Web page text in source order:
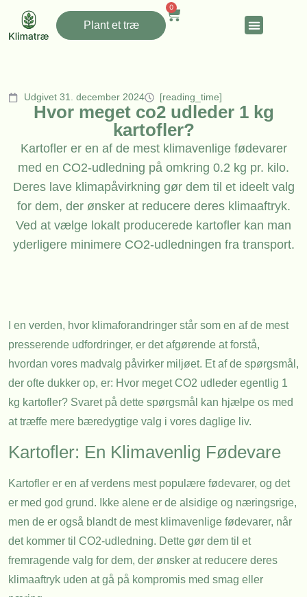
Plant et træ
0
Udgivet 31. december 2024 [reading_time]
Hvor meget co2 udleder 1 kg
kartofler?
Kartofler er en af de mest klimavenlige fødevarer
med en CO2-udledning på omkring 0.2 kg pr. kilo.
Deres lave klimapåvirkning gør dem til et ideelt valg
for dem, der ønsker at reducere deres klimaaftryk.
Ved at vælge lokalt producerede kartofler kan man
yderligere minimere CO2-udledningen fra transport.
I en verden, hvor klimaforandringer står som en af de mest
presserende udfordringer, er det afgørende at forstå,
hvordan vores madvalg påvirker miljøet. Et af de spørgsmål,
der ofte dukker op, er: Hvor meget CO2 udleder egentlig 1
kg kartofler? Svaret på dette spørgsmål kan hjælpe os med
at træffe mere bæredygtige valg i vores daglige liv.
Kartofler: En Klimavenlig Fødevare
Kartofler er en af verdens mest populære fødevarer, og det
er med god grund. Ikke alene er de alsidige og næringsrige,
men de er også blandt de mest klimavenlige fødevarer, når
det kommer til CO2-udledning. Dette gør dem til et
fremragende valg for dem, der ønsker at reducere deres
klimaaftryk uden at gå på kompromis med smag eller